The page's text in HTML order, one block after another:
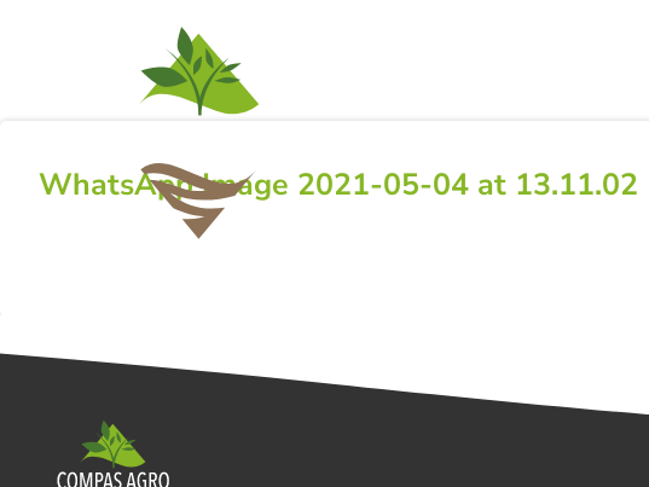
WhatsApp Image 2021-05-04 at 13.11.02